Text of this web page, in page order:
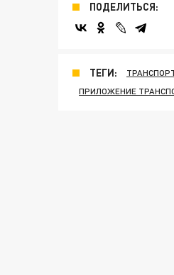
ПОДЕЛИТЬСЯ:
ТЕГИ:
ПРИЛОЖЕНИЕ